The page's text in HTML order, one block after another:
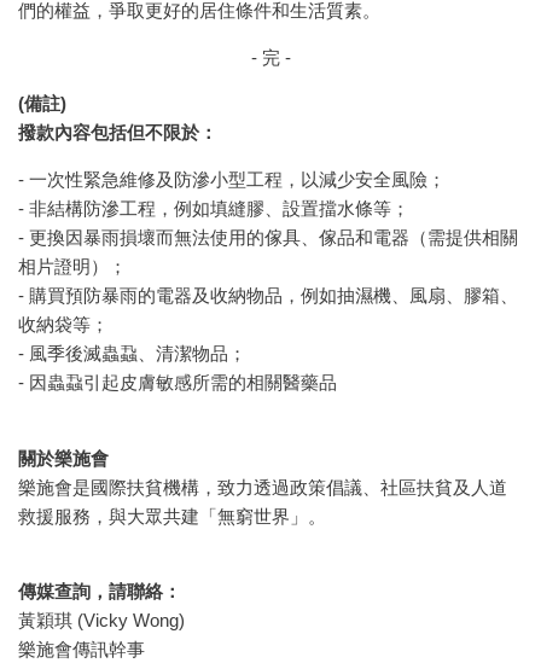
們的權益，爭取更好的居住條件和生活質素。
- 完 -
(備註)
撥款內容包括但不限於：
- 一次性緊急維修及防滲小型工程，以減少安全風險；
- 非結構防滲工程，例如填縫膠、設置擋水條等；
- 更換因暴雨損壞而無法使用的傢具、傢品和電器（需提供相關
相片證明）；
- 購買預防暴雨的電器及收納物品，例如抽濕機、風扇、膠箱、
收納袋等；
- 風季後滅蟲蝨、清潔物品；
- 因蟲蝨引起皮膚敏感所需的相關醫藥品
關於樂施會
樂施會是國際扶貧機構，致力透過政策倡議、社區扶貧及人道
救援服務，與大眾共建「無窮世界」。
傳媒查詢，請聯絡：
黃穎琪 (Vicky Wong)
樂施會傳訊幹事